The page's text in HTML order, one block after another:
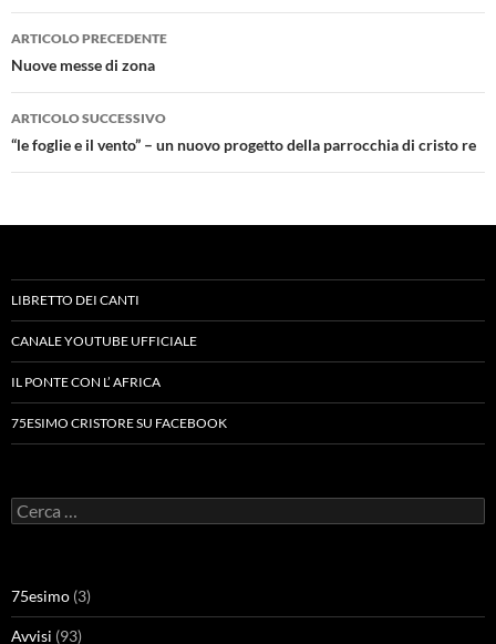
Navigazione
articolo
ARTICOLO PRECEDENTE
Nuove messe di zona
ARTICOLO SUCCESSIVO
“le foglie e il vento” – un nuovo progetto della parrocchia di cristo re
LIBRETTO DEI CANTI
CANALE YOUTUBE UFFICIALE
IL PONTE CON L’ AFRICA
75ESIMO CRISTORE SU FACEBOOK
Ricerca
per:
75esimo (3)
Avvisi (93)